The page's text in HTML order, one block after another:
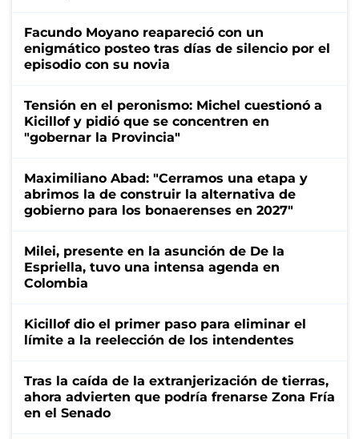
Facundo Moyano reapareció con un
enigmático posteo tras días de silencio por el
episodio con su novia
Tensión en el peronismo: Michel cuestionó a
Kicillof y pidió que se concentren en
"gobernar la Provincia"
Maximiliano Abad: "Cerramos una etapa y
abrimos la de construir la alternativa de
gobierno para los bonaerenses en 2027"
Milei, presente en la asunción de De la
Espriella, tuvo una intensa agenda en
Colombia
Kicillof dio el primer paso para eliminar el
límite a la reelección de los intendentes
Tras la caída de la extranjerización de tierras,
ahora advierten que podría frenarse Zona Fría
en el Senado